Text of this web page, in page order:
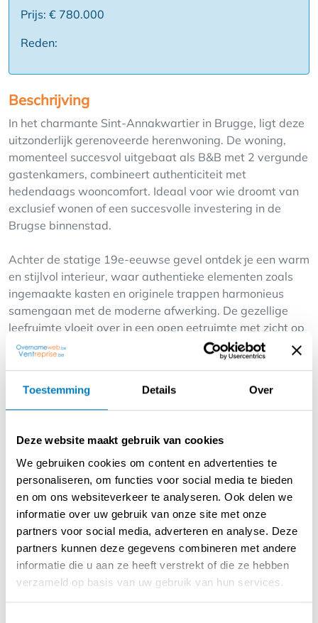
Toestemming Details Over
Deze website maakt gebruik van cookies
We gebruiken cookies om content en advertenties te
personaliseren, om functies voor social media te bieden
en om ons websiteverkeer te analyseren. Ook delen we
informatie over uw gebruik van onze site met onze
partners voor social media, adverteren en analyse. Deze
partners kunnen deze gegevens combineren met andere
informatie die u aan ze heeft verstrekt of die ze hebben
verzameld op basis van uw gebruik van hun services.
Prijs: € 780.000
Reden:
Beschrijving
In het charmante Sint-Annakwartier in Brugge, ligt deze
uitzonderlijk gerenoveerde herenwoning. De woning,
momenteel succesvol uitgebaat als B&B met 2 vergunde
gastenkamers, combineert authenticiteit met
hedendaags wooncomfort. Ideaal voor wie droomt van
exclusief wonen of een succesvolle investering in de
Brugse binnenstad.
Achter de statige 19e-eeuwse gevel ontdek je een warm
en stijlvol interieur, waar authentieke elementen zoals
ingemaakte kasten en originele trappen harmonieus
samengaan met de moderne afwerking. De gezellige
leefruimte vloeit over in een open eetruimte met zicht op
de sfeervolle, omsloten stadstuin. De volledig uitgeruste
keuken is een knipoog naar het verleden, maar voorzien
Op de eerste verdieping bevinden zich twee ruime
ideaal voor gasten of privégebruik. De tweede
verdieping herbergt een lichtrijke suite met badkamer en
apart toilet. Op de derde verdieping vind je een vierde,
eveneens volledig uitgeruste slaapkamer met
badkamer.
De woning is uitstekend gelegen, vlak bij winkels,
gezellige horecazaken en het openbaar vervoer,
waardoor zowel bewoners als bezoekers optimaal van
Brugge kunnen genieten.